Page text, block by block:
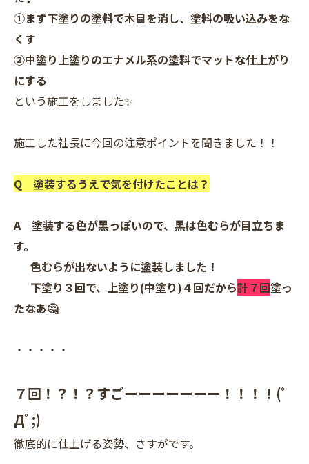
①まず下塗りの塗料で木目を消し、塗料の吸い込みをな
くす
②中塗り上塗りのエナメル系の塗料でマットな仕上がり
にする
という施工をしました✨
施工した社長に今回の注意ポイントを聞きました！！
Q 塗装するうえで気を付けたことは？
A 塗装する色が黒っぽいので、黒は色むらが目立ちま
す。
色むらが出ないように塗装しました！
下塗り３回で、上塗り(中塗り)４回だから計７回塗っ
たなあ🤔
・・・・・
７回！？！？すごーーーーーーー！！！！(ﾟ
Дﾟ;)
徹底的に仕上げる姿勢、さすがです。